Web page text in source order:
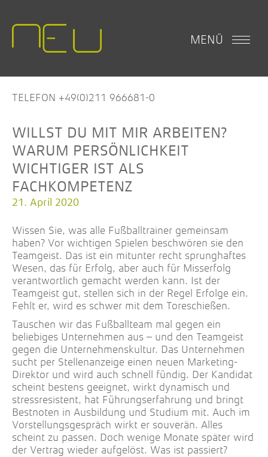
MENÜ
TELEFON +49(0)211 966681-0
WILLST DU MIT MIR ARBEITEN?
WARUM PERSÖNLICHKEIT
WICHTIGER IST ALS
FACHKOMPETENZ
21. April 2020
Wissen Sie, was alle Fußballtrainer gemeinsam
haben? Vor wichtigen Spielen beschwören sie den
Teamgeist. Das ist ein mitunter recht sprunghaftes
Wesen, das für Erfolg, aber auch für Misserfolg
verantwortlich gemacht werden kann. Ist der
Teamgeist gut, stellen sich in der Regel Erfolge ein.
Fehlt er, wird es schwer mit dem Toreschießen.
Tauschen wir das Fußballteam mal gegen ein
beliebiges Unternehmen aus – und den Teamgeist
gegen die Unternehmenskultur. Das Unternehmen
sucht per Stellenanzeige einen neuen Marketing-
Direktor und wird auch schnell fündig. Der Kandidat
scheint bestens geeignet, wirkt dynamisch und
stressresistent, hat Führungserfahrung und bringt
Bestnoten in Ausbildung und Studium mit. Auch im
Vorstellungsgespräch wirkt er souverän. Alles
scheint zu passen. Doch wenige Monate später wird
der Vertrag wieder aufgelöst. Was ist passiert?